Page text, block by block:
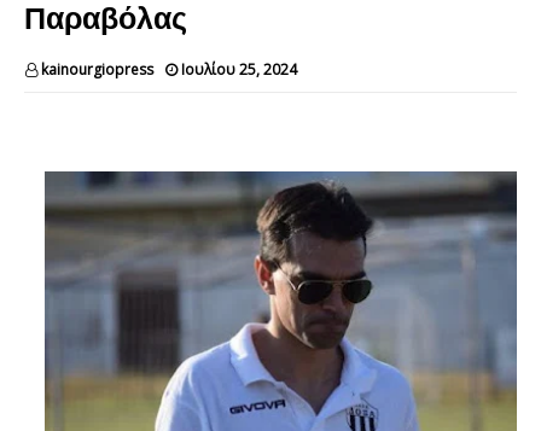
Παραβόλας
kainourgiopress Ιουλίου 25, 2024